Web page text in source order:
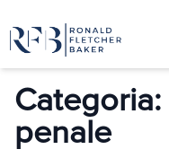
Categoria:
penale